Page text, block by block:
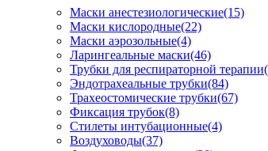
Маски анестезиологические(15)
Маски кислородные(22)
Маски аэрозольные(4)
Ларингеальные маски(46)
Трубки для респираторной терапии
Эндотрахеальные трубки(84)
Трахеостомические трубки(67)
Фиксация трубок(8)
Стилеты интубационные(4)
Воздуховоды(37)